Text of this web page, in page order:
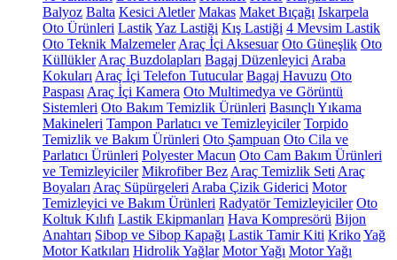
Balyoz Balta Kesici Aletler Makas Maket Bıçağı Iskarpela
Oto Ürünleri LastikYaz Lastiği Kış Lastiği 4 Mevsim Lastik
Oto Teknik Malzemeler Araç İçi Aksesuar Oto Güneşlik Oto
Küllükler Araç Buzdolapları Bagaj Düzenleyici Araba
Kokuları Araç İçi Telefon Tutucular Bagaj Havuzu Oto
Paspası Araç İçi Kamera Oto Multimedya ve Görüntü
Sistemleri Oto Bakım Temizlik Ürünleri Basınçlı Yıkama
Makineleri Tampon Parlatıcı ve Temizleyiciler Torpido
Temizlik ve Bakım Ürünleri Oto Şampuan Oto Cila ve
Parlatıcı Ürünleri Polyester Macun Oto Cam Bakım Ürünleri
ve Temizleyiciler Mikrofiber Bez Araç Temizlik Seti Araç
Boyaları Araç Süpürgeleri Araba Çizik Giderici Motor
Temizleyici ve Bakım Ürünleri Radyatör Temizleyiciler Oto
Koltuk Kılıfı Lastik Ekipmanları Hava Kompresörü Bijon
Anahtarı Sibop ve Sibop Kapağı Lastik Tamir Kiti KrikoYağ
Motor Katkıları Hidrolik Yağlar Motor Yağı Motor Yağı